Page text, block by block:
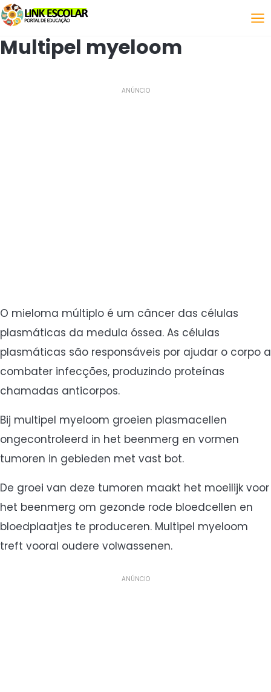
Koppeling
Multipel myeloom
ANÚNCIO
O mieloma múltiplo é um câncer das células
plasmáticas da medula óssea. As células
plasmáticas são responsáveis por ajudar o corpo a
combater infecções, produzindo proteínas
chamadas anticorpos.
Bij multipel myeloom groeien plasmacellen
ongecontroleerd in het beenmerg en vormen
tumoren in gebieden met vast bot.
De groei van deze tumoren maakt het moeilijk voor
het beenmerg om gezonde rode bloedcellen en
bloedplaatjes te produceren. Multipel myeloom
treft vooral oudere volwassenen.
ANÚNCIO